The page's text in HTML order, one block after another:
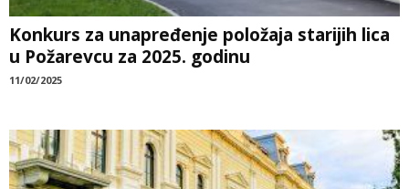
Konkurs za unapređenje položaja starijih lica
u Požarevcu za 2025. godinu
11/02/2025